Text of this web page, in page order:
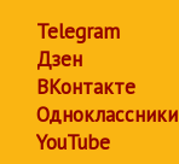
Telegram
Дзен
ВКонтакте
Одноклассники
YouTube